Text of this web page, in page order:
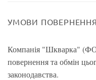
УМОВИ
Компанія "Шкварка"
повернення та обмін
законодавства.